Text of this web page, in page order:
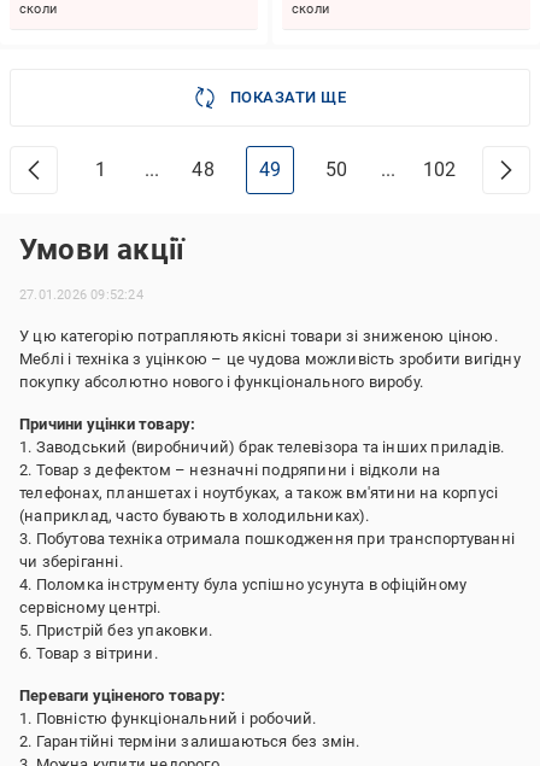
сколи
сколи
ПОКАЗАТИ ЩЕ
1 ... 48 49 50 ... 102
Умови акції
27.01.2026 09:52:24
У цю категорію потрапляють якісні товари зі зниженою ціною.
Меблі і техніка з уцінкою – це чудова можливість зробити вигідну
покупку абсолютно нового і функціонального виробу.
Причини уцінки товару:
1. Заводський (виробничий) брак телевізора та інших приладів.
2. Товар з дефектом – незначні подряпини і відколи на
телефонах, планшетах і ноутбуках, а також вм'ятини на корпусі
(наприклад, часто бувають в холодильниках).
3. Побутова техніка отримала пошкодження при транспортуванні
чи зберіганні.
4. Поломка інструменту була успішно усунута в офіційному
сервісному центрі.
5. Пристрій без упаковки.
6. Товар з вітрини.
Переваги уціненого товару:
1. Повністю функціональний і робочий.
2. Гарантійні терміни залишаються без змін.